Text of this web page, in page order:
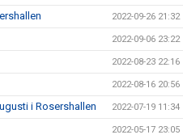
2022-09-26 21:32
2022-09-06 23:22
2022-08-23 22:16
2022-08-16 20:56
i Rosershallen 2022-07-19 11:34
2022-05-17 23:05